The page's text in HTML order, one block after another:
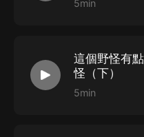
5min
這個野怪有
怪（下）
5min